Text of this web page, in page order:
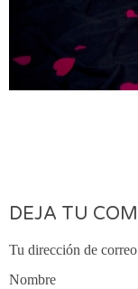
DEJA TU
Tu dirección de
Nombre